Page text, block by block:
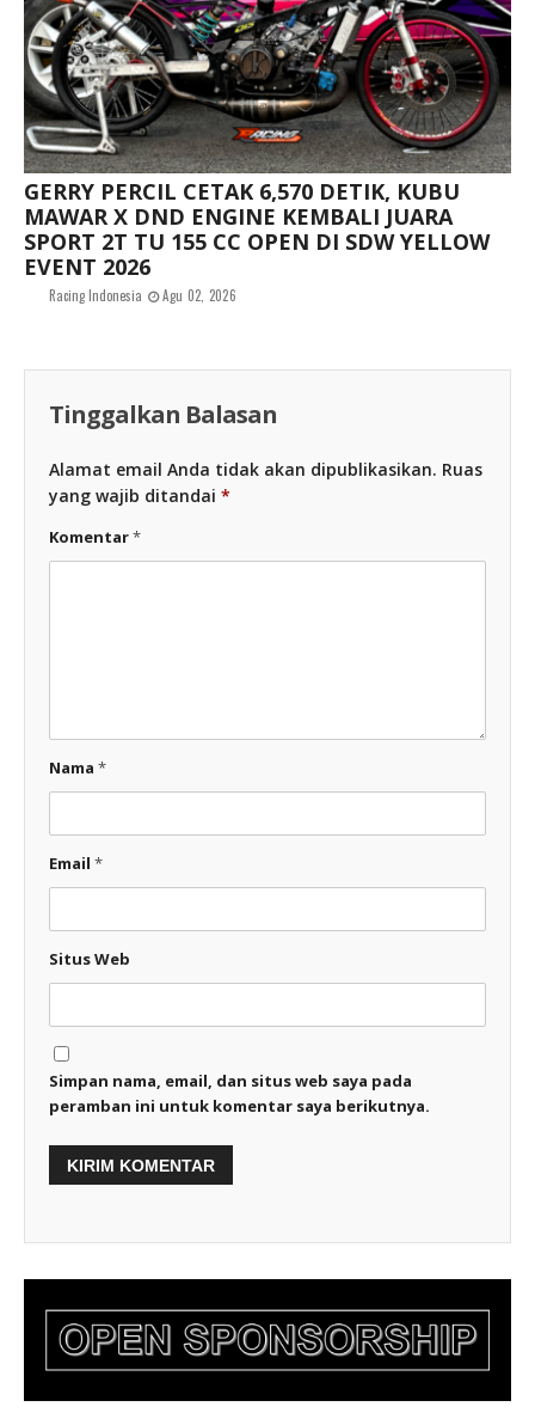
GERRY PERCIL CETAK 6,570 DETIK, KUBU
MAWAR X DND ENGINE KEMBALI JUARA
SPORT 2T TU 155 CC OPEN DI SDW YELLOW
EVENT 2026
Racing Indonesia Agu 02, 2026
Tinggalkan Balasan
Alamat email Anda tidak akan dipublikasikan. Ruas
yang wajib ditandai *
Komentar*
Nama *
Email *
Situs Web
Simpan nama, email, dan situs web saya pada
peramban ini untuk komentar saya berikutnya.